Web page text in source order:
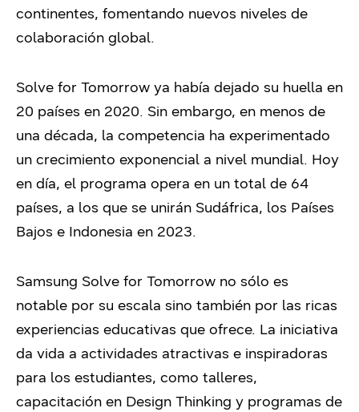
continentes, fomentando nuevos niveles de
colaboración global.
Solve for Tomorrow ya había dejado su huella en
20 países en 2020. Sin embargo, en menos de
una década, la competencia ha experimentado
un crecimiento exponencial a nivel mundial. Hoy
en día, el programa opera en un total de 64
países, a los que se unirán Sudáfrica, los Países
Bajos e Indonesia en 2023.
Samsung Solve for Tomorrow no sólo es
notable por su escala sino también por las ricas
experiencias educativas que ofrece. La iniciativa
da vida a actividades atractivas e inspiradoras
para los estudiantes, como talleres,
capacitación en Design Thinking y programas de